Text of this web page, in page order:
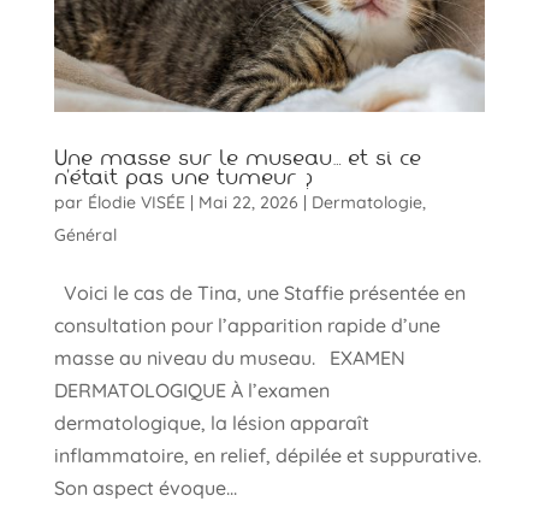
Une masse sur le museau… et si ce
n’était pas une tumeur ?
par Élodie VISÉE| Mai 22, 2026 | Dermatologie,
Général
Voici le cas de Tina, une Staffie présentée en
consultation pour l’apparition rapide d’une
masse au niveau du museau. EXAMEN
DERMATOLOGIQUE À l’examen
dermatologique, la lésion apparaît
inflammatoire, en relief, dépilée et suppurative.
Son aspect évoque...